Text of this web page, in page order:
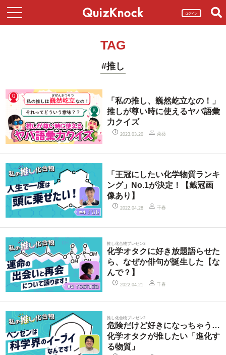
ログイン
TAG
#推し
「私の推し、巍然屹立なの！」
推しが尊い時に使えるヤバ語彙
力クイズ
2023.03.20 菜葵
「王冠にしたい化学物質ランキ
ング」No.1が決定！【戴冠画
像あり】
2022.04.28 千春
推し化合物プレゼン3
化学オタクに好き放題語らせた
ら、なぜか俳句が誕生した【な
んで？】
2022.04.21 千春
推し化合物プレゼン2
危険だけど好きになっちゃう…
化学オタクが推したい「進化す
る物質」